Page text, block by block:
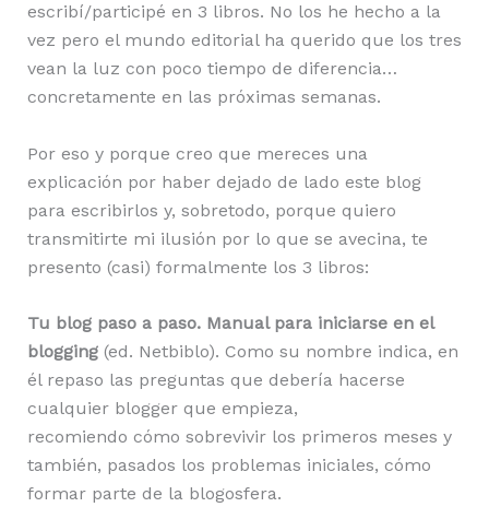
escribí/participé en 3 libros. No los he hecho a la
vez pero el mundo editorial ha querido que los tres
vean la luz con poco tiempo de diferencia…
concretamente en las próximas semanas.
Por eso y porque creo que mereces una
explicación por haber dejado de lado este blog
para escribirlos y, sobretodo, porque quiero
transmitirte mi ilusión por lo que se avecina, te
presento (casi) formalmente los 3 libros:
Tu blog paso a paso. Manual para iniciarse en el
blogging(ed. Netbiblo). Como su nombre indica, en
él repaso las preguntas que debería hacerse
cualquier blogger que empieza,
recomiendo cómo sobrevivir los primeros meses y
también, pasados los problemas iniciales, cómo
formar parte de la blogosfera.